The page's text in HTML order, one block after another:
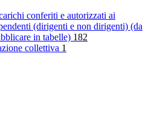
conferiti e autorizzati ai
(dirigenti e non dirigenti) (da
in tabelle) 182
collettiva 1